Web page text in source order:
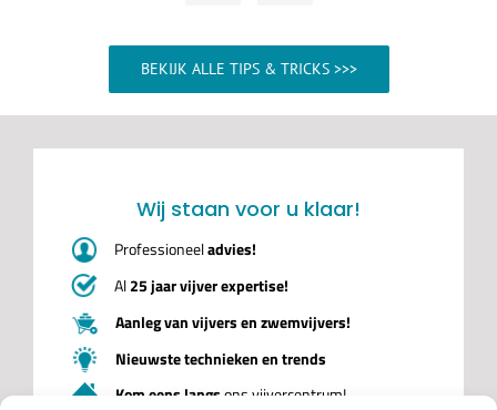
BEKIJK ALLE TIPS & TRICKS >>>
Wij staan voor u klaar!
Professioneeladvies!
Al25 jaar vijver expertise!
Aanleg van vijvers en zwemvijvers!
Nieuwste technieken en trends
Kom eens langsons vijvercentrum!